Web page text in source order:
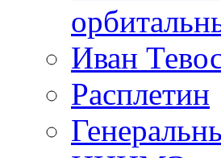
Иван
Расплетин